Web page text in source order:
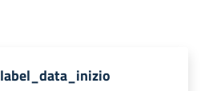
label_data_inizio